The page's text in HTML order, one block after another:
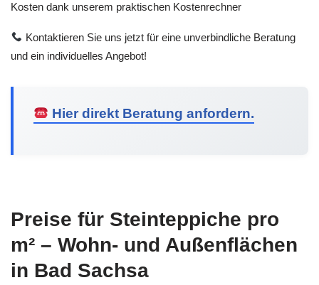
Kosten dank unserem praktischen Kostenrechner
Kontaktieren Sie uns jetzt für eine unverbindliche Beratung
und ein individuelles Angebot!
Hier direkt Beratung anfordern.
Preise für Steinteppiche pro
m² – Wohn- und Außenflächen
in Bad Sachsa